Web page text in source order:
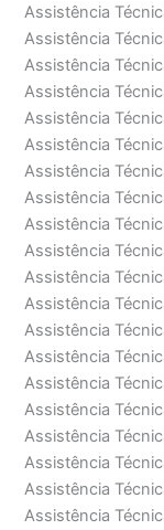
Assistência
Assistência
Assistência
Assistência
Assistência
Assistência
Assistência
Assistência
Assistência
Assistência
Assistência
Assistência
Assistência
Assistência
Assistência
Assistência
Assistência
Assistência
Assistência
Assistência